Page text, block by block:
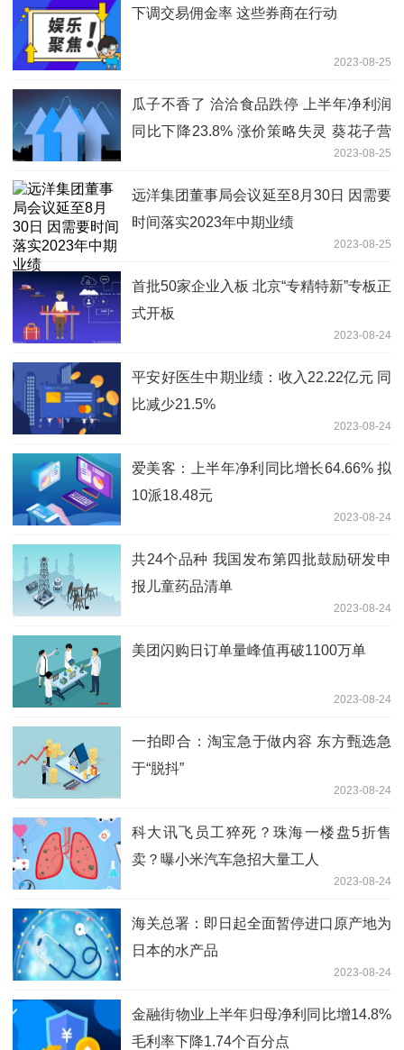
下调交易佣金率 这些券商在行动
2023-08-25
瓜子不香了 洽洽食品跌停 上半年净利润
同比下降23.8% 涨价策略失灵 葵花子营
2023-08-25
远洋集团董事局会议延至8月30日 因需要
时间落实2023年中期业绩
2023-08-25
首批50家企业入板 北京“专精特新”专板正
式开板
2023-08-24
平安好医生中期业绩：收入22.22亿元 同
比减少21.5%
2023-08-24
爱美客：上半年净利同比增长64.66% 拟
10派18.48元
2023-08-24
共24个品种 我国发布第四批鼓励研发申
报儿童药品清单
2023-08-24
美团闪购日订单量峰值再破1100万单
2023-08-24
一拍即合：淘宝急于做内容 东方甄选急
于“脱抖”
2023-08-24
科大讯飞员工猝死？珠海一楼盘5折售
卖？曝小米汽车急招大量工人
2023-08-24
海关总署：即日起全面暂停进口原产地为
日本的水产品
2023-08-24
金融街物业上半年归母净利同比增14.8%
毛利率下降1.74个百分点